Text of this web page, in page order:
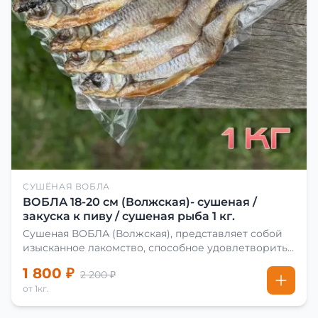
СУШЁНАЯ ВОБЛА
ВОБЛА 18-20 см (Волжская)- сушеная /
закуска к пиву / сушеная рыба 1 кг.
Сушеная ВОБЛА (Волжская), представляет собой
изысканное лакомство, способное удовлетворить
сделать вяленую воблу, её сначала хорошо солят.
Для этого используют старые рецепты и
современные способы. Благодаря этому рыба
1 800 ₽ 2 200 ₽
от 1кг.